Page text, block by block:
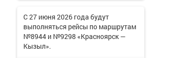
С 27 июня 2026 года будут
выполняться рейсы по маршрутам
№8944 и №9298 «Красноярск —
Кызыл».